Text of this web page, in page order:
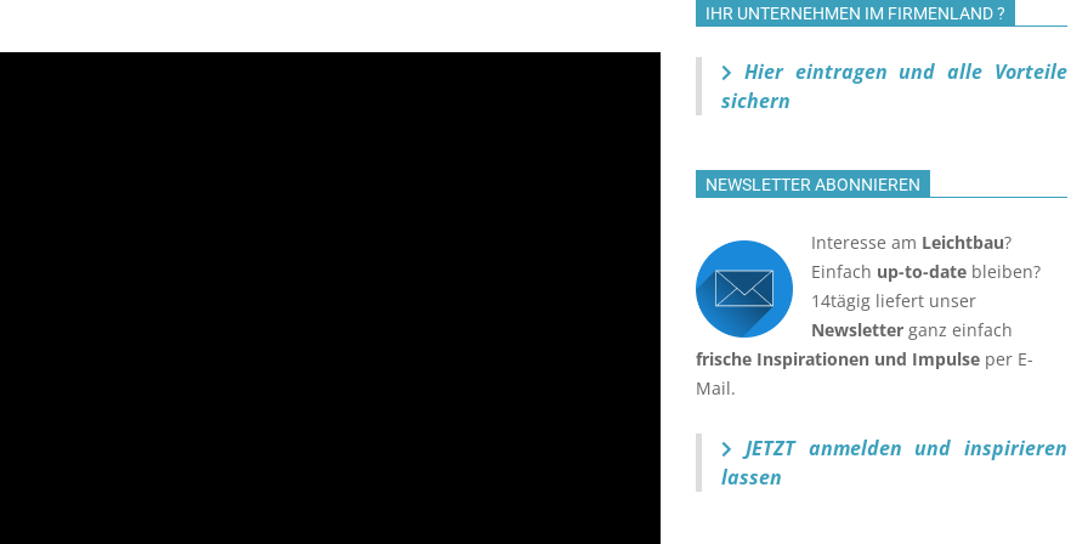
IHR UNTERNEHMEN IM FIRMENLAND ?
Hier eintragen und alle Vorteile
sichern
NEWSLETTER ABONNIEREN
Interesse am Leichtbau?
Einfach up-to-date bleiben?
14tägig liefert unser
Newsletter ganz einfach
frische Inspirationen und Impulse per E-
Mail.
JETZT anmelden und inspirieren
lassen